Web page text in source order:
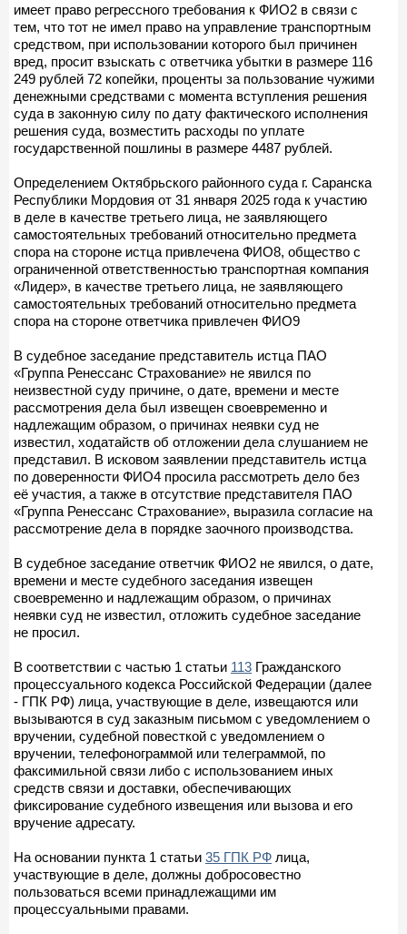
имеет право регрессного требования к ФИО2 в связи с
тем, что тот не имел право на управление транспортным
средством, при использовании которого был причинен
вред, просит взыскать с ответчика убытки в размере 116
249 рублей 72 копейки, проценты за пользование чужими
денежными средствами с момента вступления решения
суда в законную силу по дату фактического исполнения
решения суда, возместить расходы по уплате
государственной пошлины в размере 4487 рублей.
Определением Октябрьского районного суда г. Саранска
Республики Мордовия от 31 января 2025 года к участию
в деле в качестве третьего лица, не заявляющего
самостоятельных требований относительно предмета
спора на стороне истца привлечена ФИО8, общество с
ограниченной ответственностью транспортная компания
«Лидер», в качестве третьего лица, не заявляющего
самостоятельных требований относительно предмета
спора на стороне ответчика привлечен ФИО9
В судебное заседание представитель истца ПАО
«Группа Ренессанс Страхование» не явился по
неизвестной суду причине, о дате, времени и месте
рассмотрения дела был извещен своевременно и
надлежащим образом, о причинах неявки суд не
известил, ходатайств об отложении дела слушанием не
представил. В исковом заявлении представитель истца
по доверенности ФИО4 просила рассмотреть дело без
её участия, а также в отсутствие представителя ПАО
«Группа Ренессанс Страхование», выразила согласие на
рассмотрение дела в порядке заочного производства.
В судебное заседание ответчик ФИО2 не явился, о дате,
времени и месте судебного заседания извещен
своевременно и надлежащим образом, о причинах
неявки суд не известил, отложить судебное заседание
не просил.
В соответствии с частью 1 статьи 113 Гражданского
процессуального кодекса Российской Федерации (далее
- ГПК РФ) лица, участвующие в деле, извещаются или
вызываются в суд заказным письмом с уведомлением о
вручении, судебной повесткой с уведомлением о
вручении, телефонограммой или телеграммой, по
факсимильной связи либо с использованием иных
средств связи и доставки, обеспечивающих
фиксирование судебного извещения или вызова и его
вручение адресату.
На основании пункта 1 статьи 35 ГПК РФ лица,
участвующие в деле, должны добросовестно
пользоваться всеми принадлежащими им
процессуальными правами.